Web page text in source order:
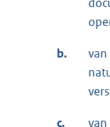
b.
van
c.